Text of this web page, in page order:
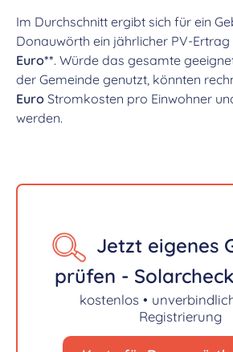
Im Durchschnitt ergibt sich für ein
Donauwörth ein jährlicher PV-Ertrag
Euro**. Würde das gesamte
der Gemeinde genutzt, könnten
Euro Stromkosten pro Einwohner
werden.
Jetzt eigenes
prüfen -
kostenlos •
Registrierung